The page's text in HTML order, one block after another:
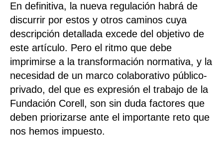
En definitiva, la nueva regulación habrá de
discurrir por estos y otros caminos cuya
descripción detallada excede del objetivo de
este artículo. Pero el ritmo que debe
imprimirse a la transformación normativa, y la
necesidad de un marco colaborativo público-
privado, del que es expresión el trabajo de la
Fundación Corell, son sin duda factores que
deben priorizarse ante el importante reto que
nos hemos impuesto.